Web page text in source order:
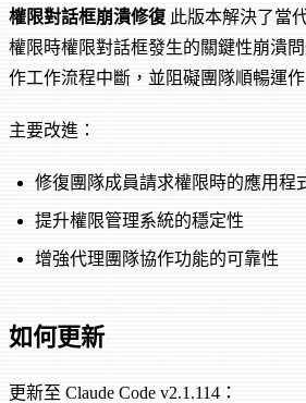
權限對話框崩潰修復 此版本解決了當
權限時權限對話框發生的關鍵性崩潰
作工作流程中斷，並阻礙團隊順暢運作
主要改進：
修復團隊成員請求權限時的應用程
提升權限管理系統的穩定性
增強代理團隊協作功能的可靠性
如何更新
更新至 Claude Code v2.1.114：